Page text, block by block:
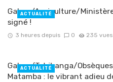
Gabon/Agriculture/
signé !
3 heures depuis 0 235 vues
ACTUALITÉ
Gabon/Tchibanga/
Matamba : le vibrant adieu
ACTUALITÉ